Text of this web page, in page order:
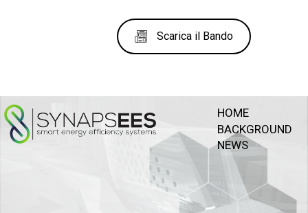
Scarica il Bando
HOME
BACKGROUND
NEWS